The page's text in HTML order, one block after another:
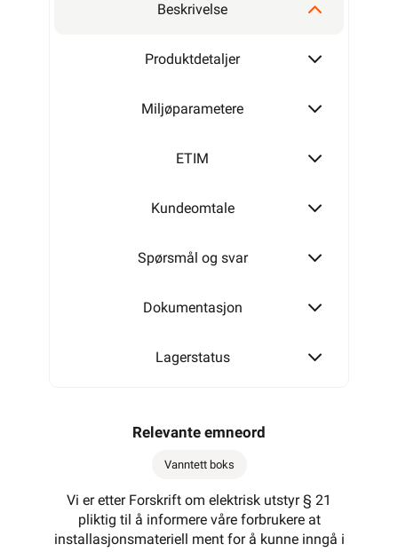
Beskrivelse
Produktdetaljer
Miljøparametere
ETIM
Kundeomtale
Spørsmål og svar
Dokumentasjon
Lagerstatus
Relevante emneord
Vanntett boks
Vi er etter Forskrift om elektrisk utstyr § 21
pliktig til å informere våre forbrukere at
installasjonsmateriell ment for å kunne inngå i